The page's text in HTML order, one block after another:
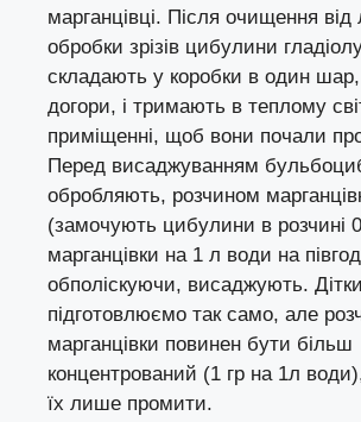
марганцівці. Після очищення від
обробки зрізів цибулини
складають у коробки в один
догори, і тримають в теплому
приміщенні, щоб вони почали
Перед висаджуванням
обробляють, розчином
(замочують цибулини в розчині
марганцівки на 1 л води на
обполіскуючи, висаджують.
підготовлюємо так само, але
марганцівки повинен бути більш
концентрований (1 гр на 1л
їх лише промити.